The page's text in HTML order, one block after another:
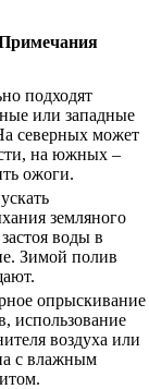
подходят
или западные
северных может
на южных –
ожоги.
земляного
воды в
Зимой полив
опрыскивание
использование
воздуха или
с влажным